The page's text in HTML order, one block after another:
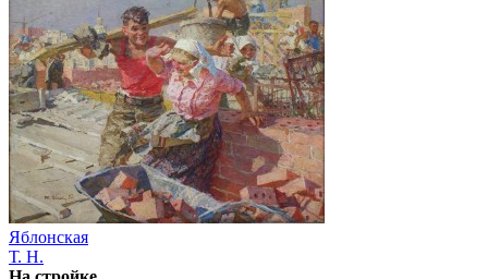
Яблонская
Т. Н.